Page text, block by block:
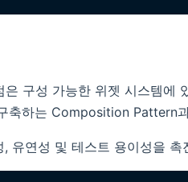
구성 가능한 위젯 시스템에
축하는 Composition Pattern
유연성 및 테스트 용이성을 촉